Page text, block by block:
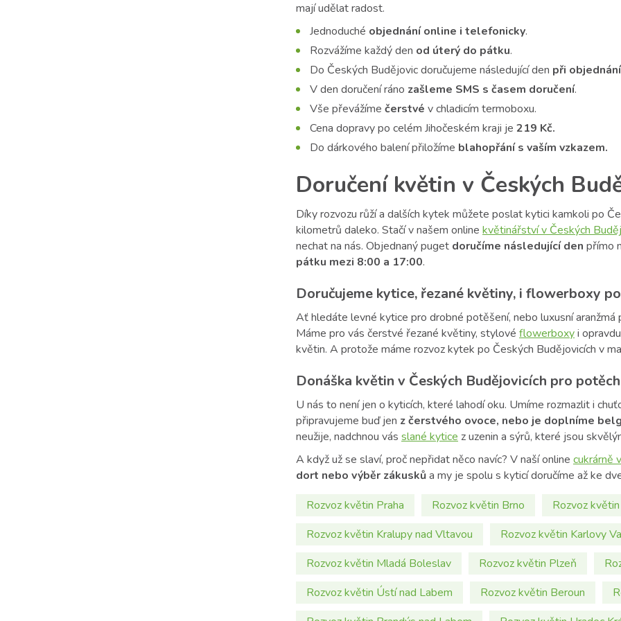
mají udělat radost.
Jednoduché objednání online i telefonicky.
Rozvážíme každý den od úterý do pátku.
Do Českých Budějovic doručujeme následující den při
V den doručení ráno zašleme SMS s časem doručení.
Vše převážíme čerstvé v chladicím termoboxu.
Cena dopravy po celém Jihočeském kraji je 219 Kč.
Do dárkového balení přiložíme blahopřání s vaším vzkazem.
Doručení květin v Českých
Díky rozvozu růží a dalších kytek můžete poslat kytici kamkoli po
kilometrů daleko. Stačí v našem online květinářství v Českých
nechat na nás. Objednaný puget doručíme následující den přímo
pátku mezi 8:00 a 17:00.
Doručujeme kytice, řezané květiny, i flowerboxy
Ať hledáte levné kytice pro drobné potěšení, nebo luxusní aranžmá
Máme pro vás čerstvé řezané květiny, stylové flowerboxyi
květin. A protože máme rozvoz kytek po Českých Budějovicích v
Donáška květin v Českých Budějovicích pro
U nás to není jen o kyticích, které lahodí oku. Umíme rozmazlit i
připravujeme buď jen z čerstvého ovoce, nebo je doplníme
neužije, nadchnou vás slané kytice z uzenin a sýrů, které jsou
A když už se slaví, proč nepřidat něco navíc? V naší online cukrárně
dort nebo výběr zákuskůa my je spolu s kyticí doručíme až ke
Rozvoz květin Praha
Rozvoz květin Brno
Rozvoz
Rozvoz květin Kralupy nad Vltavou
Rozvoz květin Karlovy
Rozvoz květin Mladá Boleslav
Rozvoz květin Plzeň
Rozvoz květin Ústí nad Labem
Rozvoz květin Beroun